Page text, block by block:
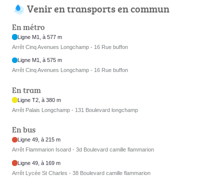
Venir en transports en commun
En métro
Ligne M1, à 577 m
Arrêt Cinq Avenues Longchamp - 16 Rue buffon
Ligne M1, à 575 m
Arrêt Cinq Avenues Longchamp - 16 Rue buffon
En tram
Ligne T2, à 380 m
Arrêt Palais Longchamp - 131 Boulevard longchamp
En bus
Ligne 49, à 215 m
Arrêt Flammarion Isoard - 3d Boulevard camille flammarion
Ligne 49, à 169 m
Arrêt Lycée St Charles - 38 Boulevard camille flammarion